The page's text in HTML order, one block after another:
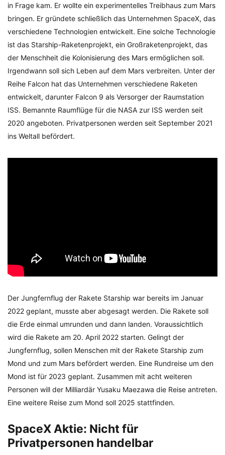
in Frage kam. Er wollte ein experimentelles Treibhaus zum Mars
bringen. Er gründete schließlich das Unternehmen SpaceX, das
verschiedene Technologien entwickelt. Eine solche Technologie
ist das Starship-Raketenprojekt, ein Großraketenprojekt, das
der Menschheit die Kolonisierung des Mars ermöglichen soll.
Irgendwann soll sich Leben auf dem Mars verbreiten. Unter der
Reihe Falcon hat das Unternehmen verschiedene Raketen
entwickelt, darunter Falcon 9 als Versorger der Raumstation
ISS. Bemannte Raumflüge für die NASA zur ISS werden seit
2020 angeboten. Privatpersonen werden seit September 2021
ins Weltall befördert.
Der Jungfernflug der Rakete Starship war bereits im Januar
2022 geplant, musste aber abgesagt werden. Die Rakete soll
die Erde einmal umrunden und dann landen. Voraussichtlich
wird die Rakete am 20. April 2022 starten. Gelingt der
Jungfernflug, sollen Menschen mit der Rakete Starship zum
Mond und zum Mars befördert werden. Eine Rundreise um den
Mond ist für 2023 geplant. Zusammen mit acht weiteren
Personen will der Milliardär Yusaku Maezawa die Reise antreten.
Eine weitere Reise zum Mond soll 2025 stattfinden.
SpaceX Aktie: Nicht für
Privatpersonen handelbar